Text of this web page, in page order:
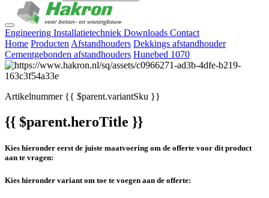
Engineering Installatietechniek Downloads Contact
Home Producten Afstandhouders Dekkings afstandhouder
Cementgebonden afstandhouders Hunebed 1070
Artikelnummer{{ $parent.variantSku }}
{{ $parent.heroTitle }}
Kies hieronder eerst de juiste maatvoering om de offerte voor dit product
aan te vragen:
Kies hieronder variant om toe te voegen aan de offerte: